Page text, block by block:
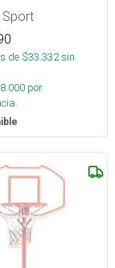
Sport
de $33.332sin
8.000 por